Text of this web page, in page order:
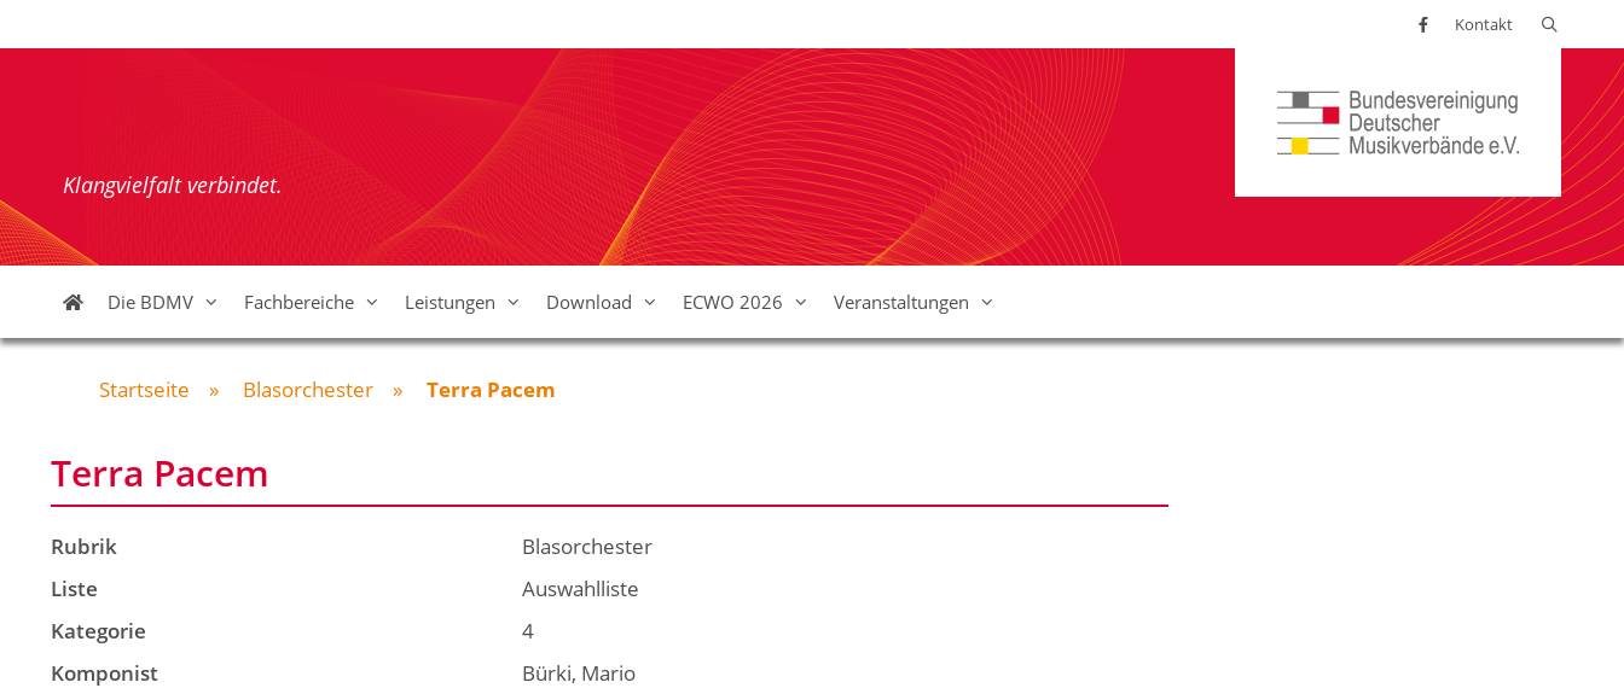
Inhalt
Kontakt
Klangvielfalt verbindet.
Die BDMV Fachbereiche Leistungen Download ECWO 2026 Veranstaltungen
Startseite » Blasorchester » Terra Pacem
Terra Pacem
Rubrik
Blasorchester
Liste
Auswahlliste
Kategorie
4
Komponist
Bürki, Mario